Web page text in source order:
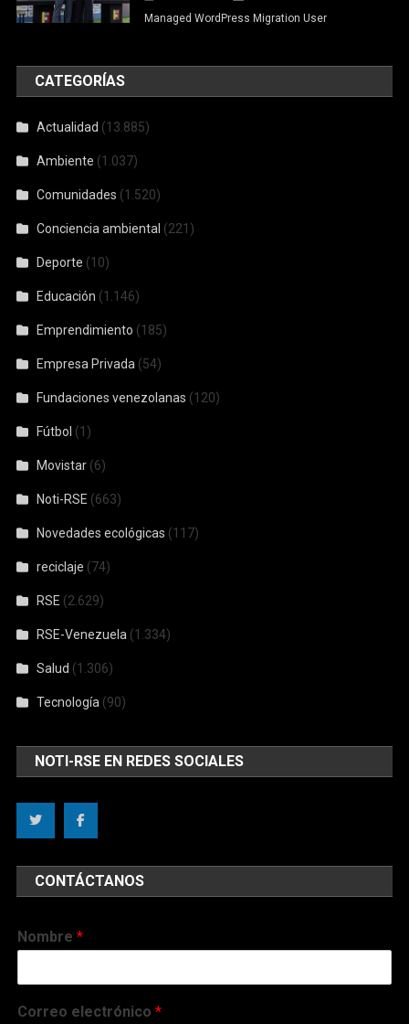
Managed WordPress Migration User
CATEGORÍAS
Actualidad (13.885)
Ambiente (1.037)
Comunidades (1.520)
Conciencia ambiental (221)
Deporte (10)
Educación (1.146)
Emprendimiento (185)
Empresa Privada (54)
Fundaciones venezolanas (120)
Fútbol (1)
Movistar (6)
Noti-RSE (663)
Novedades ecológicas (117)
reciclaje (74)
RSE (2.629)
RSE-Venezuela (1.334)
Salud (1.306)
Tecnología (90)
NOTI-RSE EN REDES SOCIALES
CONTÁCTANOS
Nombre*
Correo electrónico*